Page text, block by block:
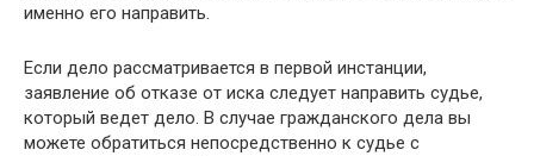
именно его направить.
Если дело рассматривается в первой инстанции,
заявление об отказе от иска следует направить судье,
который ведет дело. В случае гражданского дела вы
можете обратиться непосредственно к судье с